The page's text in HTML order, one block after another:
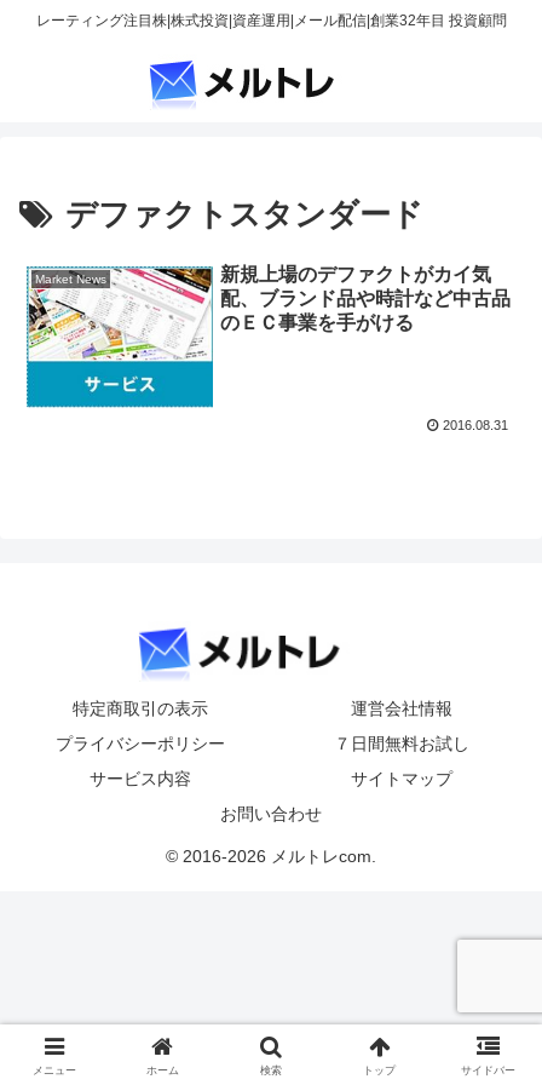
レーティング注目株|株式投資|資産運用|メール配信|創業32年目 投資顧問
デファクトスタンダード
Market News
新規上場のデファクトがカイ気
配、ブランド品や時計など中古品
のＥＣ事業を手がける
2016.08.31
特定商取引の表示
運営会社情報
プライバシーポリシー
７日間無料お試し
サービス内容
サイトマップ
お問い合わせ
© 2016-2026 メルトレcom.
メニュー ホーム 検索 トップ サイドバー